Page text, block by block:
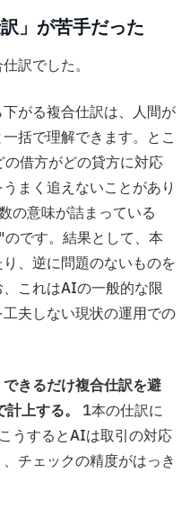
」が苦手だった
訳でした。
がる複合仕訳は、人間が
括で理解できます。とこ
借方がどの貸方に対応
まく追えないことがあり
の意味が詰まっている
です。結果として、本
、逆に問題のないものを
これはAIの一般的な限
夫しない現状の運用での
できるだけ複合仕訳を避
上する。
1本の仕訳に
うするとAIは取引の対応
チェックの精度がはっき